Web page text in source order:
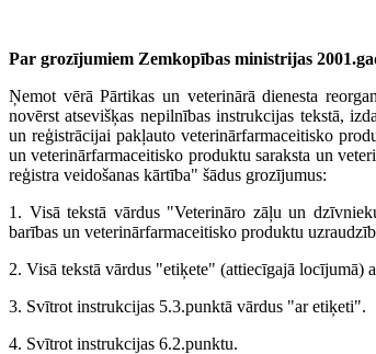
Par grozījumiem Zemkopības ministrijas
Ņemot vērā Pārtikas un veterinārā dienesta
novērst atsevišķas nepilnības instrukcijas tekstā,
un reģistrācijai pakļauto veterinārfarmaceitisko
un veterinārfarmaceitisko produktu saraksta un
reģistra veidošanas kārtība" šādus grozījumus:
1. Visā tekstā vārdus "Veterināro zāļu un
barības un veterinārfarmaceitisko produktu
2. Visā tekstā vārdus "etiķete" (attiecīgajā locījumā)
3. Svītrot instrukcijas 5.3.punktā vārdus "ar etiķeti".
4. Svītrot instrukcijas 6.2.punktu.